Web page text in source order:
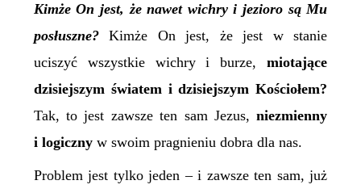
Kimże On jest, że nawet wichry i jezioro są Mu
posłuszne?Kimże On jest, że jest w stanie
uciszyć wszystkie wichry i burze,miotające
dzisiejszym światem i dzisiejszym Kościołem?
Tak, to jest zawsze ten sam Jezus,niezmienny
i logicznyw swoim pragnieniu dobra dla nas.
Problem jest tylko jeden – i zawsze ten sam, już